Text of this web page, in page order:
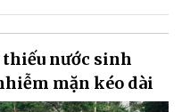
thiếu nước sinh
mặn kéo dài